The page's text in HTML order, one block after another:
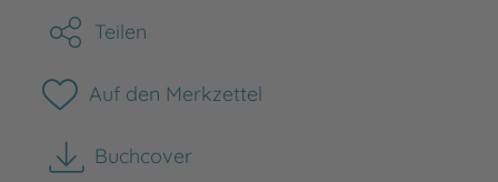
Teilen
Auf den Merkzettel
Buchcover
herunterladen